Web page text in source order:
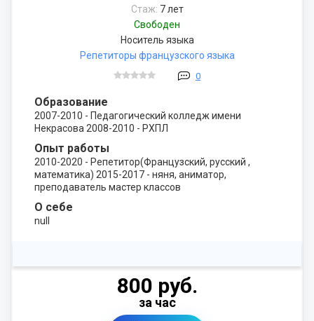
Стаж: 7 лет
Свободен
Носитель языка
Репетиторы французского языка
0
Образование
2007-2010 - Педагогический колледж имени
Некрасова 2008-2010 - РХПЛ
Опыт работы
2010-2020 - Репетитор(Французский, русский ,
математика) 2015-2017 - няня, аниматор,
преподаватель мастер классов
О себе
null
800 руб.
за час